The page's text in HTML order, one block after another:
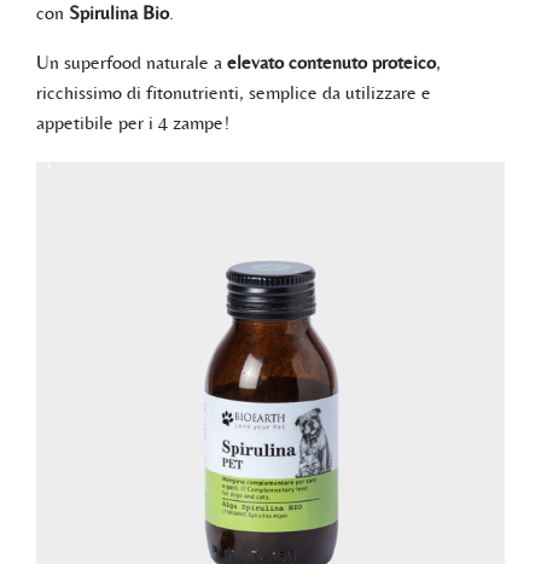
con Spirulina Bio.
Un superfood naturale a elevato contenuto proteico,
ricchissimo di fitonutrienti, semplice da utilizzare e
appetibile per i 4 zampe!